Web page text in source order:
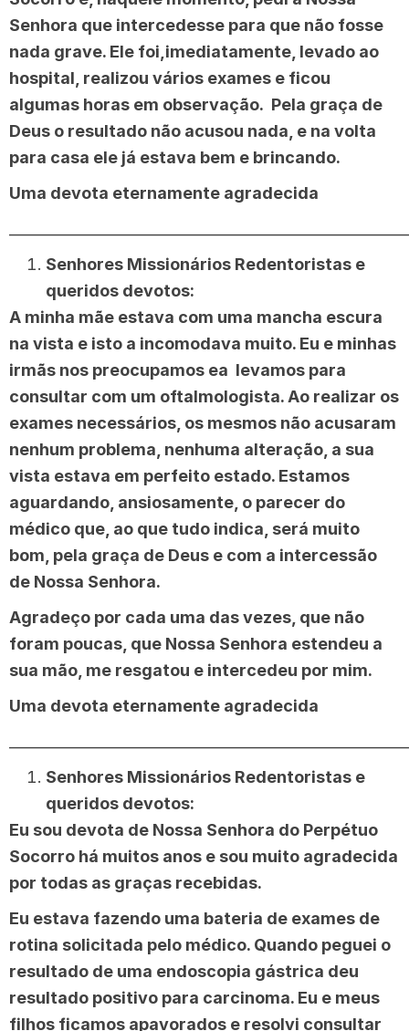
Senhora que intercedesse para que não fosse
nada grave. Ele foi,imediatamente, levado ao
hospital, realizou vários exames e ficou
algumas horas em observação. Pela graça de
Deus o resultado não acusou nada, e na volta
para casa ele já estava bem e brincando.
Uma devota eternamente agradecida
Senhores Missionários Redentoristas e
queridos devotos:
A minha mãe estava com uma mancha escura
na vista e isto a incomodava muito. Eu e minhas
irmãs nos preocupamos ea levamos para
consultar com um oftalmologista. Ao realizar os
exames necessários, os mesmos não acusaram
nenhum problema, nenhuma alteração, a sua
vista estava em perfeito estado. Estamos
aguardando, ansiosamente, o parecer do
médico que, ao que tudo indica, será muito
bom, pela graça de Deus e com a intercessão
de Nossa Senhora.
Agradeço por cada uma das vezes, que não
foram poucas, que Nossa Senhora estendeu a
sua mão, me resgatou e intercedeu por mim.
Uma devota eternamente agradecida
Senhores Missionários Redentoristas e
queridos devotos:
Eu sou devota de Nossa Senhora do Perpétuo
Socorro há muitos anos e sou muito agradecida
por todas as graças recebidas.
Eu estava fazendo uma bateria de exames de
rotina solicitada pelo médico. Quando peguei o
resultado de uma endoscopia gástrica deu
resultado positivo para carcinoma. Eu e meus
filhos ficamos apavorados e resolvi consultar